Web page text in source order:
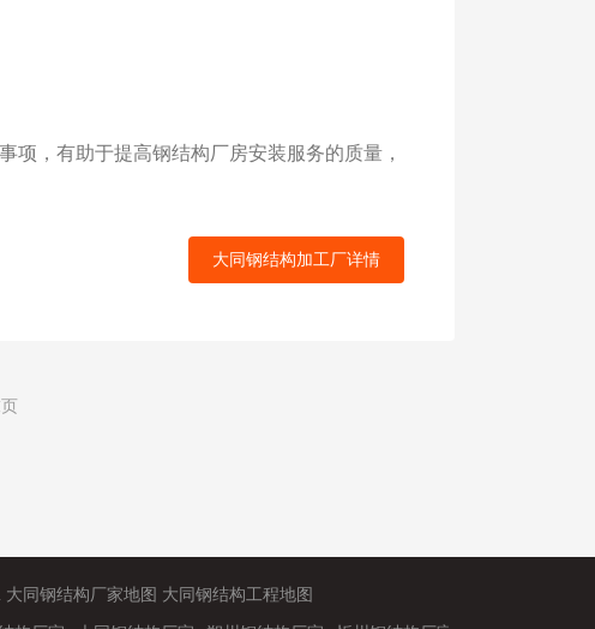
，有助于提高钢结构厂房安装服务的质量，
大同钢结构加工厂详情
大同钢结构厂家地图 大同钢结构工程地图